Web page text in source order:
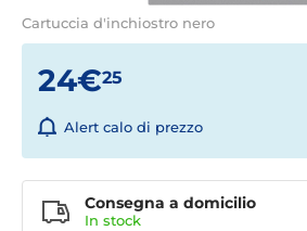
Cartuccia d'inchiostro nero
24€25
Alert calo di prezzo
Consegna a domicilio
In stock